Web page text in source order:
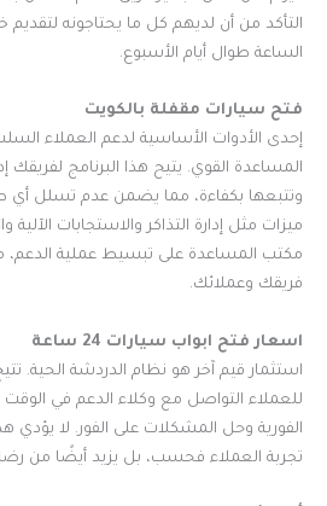
التأكد من أن لديهم كل ما يحتاجونه لتقديم
الساعة طوال أيام الأسبوع.
فتح سيارات مقفلة بالكويت
إحدى الأدوات الأساسية لدعم العملاء
المساعدة القوي. يتيح هذا البرنامج لفريقك
وتتبعها بكفاءة، مما يضمن عدم تسلل
ميزات مثل إدارة التذاكر والاستجابات الآلية
مكتب المساعدة على تبسيط عملية الدعم،
فريقك وعملائك.
اسعار فتح ابواب سيارات 24 ساعة
استثمار قيم آخر هو نظام الدردشة الحية.
للعملاء التواصل مع وكلاء الدعم في الوقت
الفورية وحل المشكلات على الفور. لا يؤدي
تجربة العملاء فحسب، بل يزيد أيضًا من رضا